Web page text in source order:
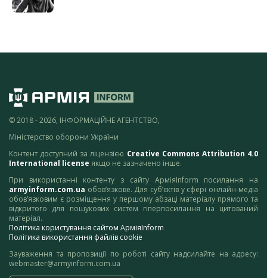
© 2018 - 2026, ІНФОРМАЦІЙНЕ АГЕНТСТВО,
Міністерство оборони України
Контент доступний за ліцензією Creative Commons Attribution 4.0
International license якщо не зазначено інше.
При використанні контенту з сайту АрміяInform посилання на
armyinform.com.ua обов’язкове. Для суб’єктів у сфері онлайн-медіа
обов’язковим є розміщення у першому абзаці матеріалу прямого та
відкритого для пошукових систем гіперпосилання на цитований
матеріал.
Політика користування сайтом АрміяInform
Політика використання файлів cookie
Зауваження та пропозиції по роботі сайту надсилайте на адресу:
webmaster@armyinform.com.ua